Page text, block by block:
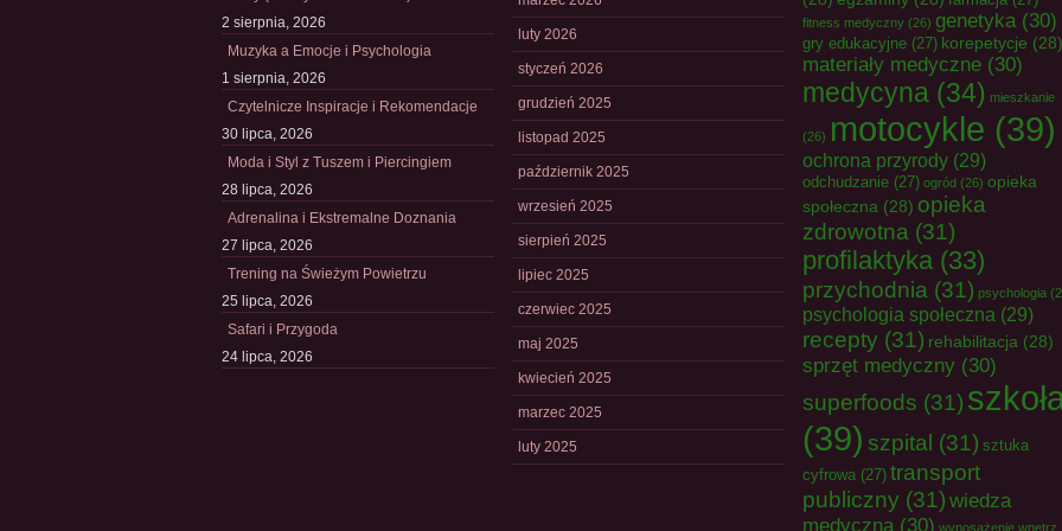
2 sierpnia, 2026
Muzyka a Emocje i Psychologia
1 sierpnia, 2026
Czytelnicze Inspiracje i Rekomendacje
30 lipca, 2026
Moda i Styl z Tuszem i Piercingiem
28 lipca, 2026
Adrenalina i Ekstremalne Doznania
27 lipca, 2026
Trening na Świeżym Powietrzu
25 lipca, 2026
Safari i Przygoda
24 lipca, 2026
luty 2026
styczeń 2026
grudzień 2025
listopad 2025
październik 2025
wrzesień 2025
sierpień 2025
lipiec 2025
czerwiec 2025
maj 2025
kwiecień 2025
marzec 2025
luty 2025
fitness medyczny (26) genetyka(30)
gry edukacyjne (27) korepetycje (28)
materiały medyczne (30)
medycyna (34) mieszkanie
(26) motocykle (39)
ochrona przyrody (29)
odchudzanie (27) ogród (26) opieka
społeczna (28) opieka
zdrowotna (31)
profilaktyka (33)
przychodnia (31) psychologia
psychologia społeczna (29)
recepty (31) rehabilitacja (28)
sprzęt medyczny (30)
superfoods (31)
(39) szpital (31) sztuka
cyfrowa (27) transport
publiczny (31) wiedza
medyczna (30) wyposażenie wnętrz